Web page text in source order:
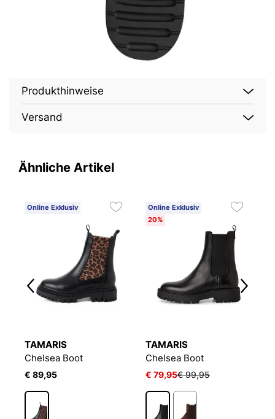
Produkthinweise
Versand
Ähnliche Artikel
Online Exklusiv
TAMARIS
Chelsea Boot
€ 89,95
Online Exklusiv
20%
TAMARIS
Chelsea Boot
€ 79,95€ 99,95